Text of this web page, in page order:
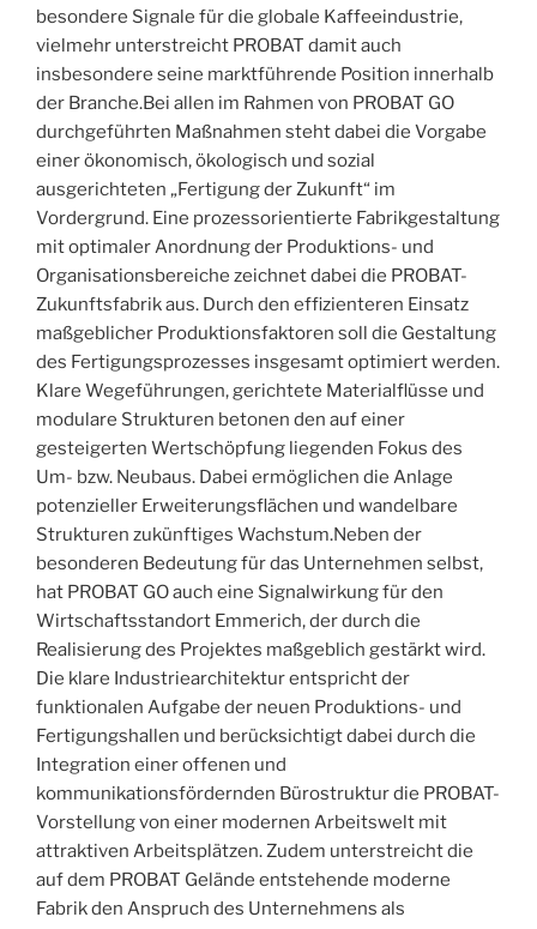
besondere Signale für die globale Kaffeeindustrie,
vielmehr unterstreicht PROBAT damit auch
insbesondere seine marktführende Position innerhalb
der Branche.Bei allen im Rahmen von PROBAT GO
durchgeführten Maßnahmen steht dabei die Vorgabe
einer ökonomisch, ökologisch und sozial
ausgerichteten „Fertigung der Zukunft“ im
Vordergrund. Eine prozessorientierte Fabrikgestaltung
mit optimaler Anordnung der Produktions- und
Organisationsbereiche zeichnet dabei die PROBAT-
Zukunftsfabrik aus. Durch den effizienteren Einsatz
maßgeblicher Produktionsfaktoren soll die Gestaltung
des Fertigungsprozesses insgesamt optimiert werden.
Klare Wegeführungen, gerichtete Materialflüsse und
modulare Strukturen betonen den auf einer
gesteigerten Wertschöpfung liegenden Fokus des
Um- bzw. Neubaus. Dabei ermöglichen die Anlage
potenzieller Erweiterungsflächen und wandelbare
Strukturen zukünftiges Wachstum.Neben der
besonderen Bedeutung für das Unternehmen selbst,
hat PROBAT GO auch eine Signalwirkung für den
Wirtschaftsstandort Emmerich, der durch die
Realisierung des Projektes maßgeblich gestärkt wird.
Die klare Industriearchitektur entspricht der
funktionalen Aufgabe der neuen Produktions- und
Fertigungshallen und berücksichtigt dabei durch die
Integration einer offenen und
kommunikationsfördernden Bürostruktur die PROBAT-
Vorstellung von einer modernen Arbeitswelt mit
attraktiven Arbeitsplätzen. Zudem unterstreicht die
auf dem PROBAT Gelände entstehende moderne
Fabrik den Anspruch des Unternehmens als